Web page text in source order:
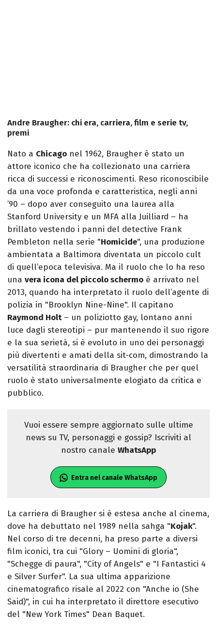
Andre Braugher: chi era, carriera, film e serie tv,
premi
Nato a Chicago nel 1962, Braugher è stato un
attore iconico che ha collezionato una carriera
ricca di successi e riconoscimenti. Reso riconoscibile
da una voce profonda e caratteristica, negli anni
’90 – dopo aver conseguito una laurea alla
Stanford University e un MFA alla Juilliard – ha
brillato vestendo i panni del detective Frank
Pembleton nella serie "Homicide", una produzione
ambientata a Baltimora diventata un piccolo cult
di quell’epoca televisiva. Ma il ruolo che lo ha reso
una vera icona del piccolo schermo è arrivato nel
2013, quando ha interpretato il ruolo dell’agente di
polizia in "Brooklyn Nine-Nine". Il capitano
Raymond Holt– un poliziotto gay, lontano anni
luce dagli stereotipi – pur mantenendo il suo rigore
e la sua serietà, si è evoluto in uno dei personaggi
più divertenti e amati della sit-com, dimostrando la
versatilità straordinaria di Braugher che per quel
ruolo è stato universalmente elogiato da critica e
pubblico.
Vuoi essere sempre aggiornato sulle ultime
news su TV, personaggi e gossip? Iscriviti al
nostro canale WhatsApp
Entra nel canale WhatsApp
La carriera di Braugher si è estesa anche al cinema,
dove ha debuttato nel 1989 nella sahga "Kojak".
Nel corso di tre decenni, ha preso parte a diversi
film iconici, tra cui "Glory – Uomini di gloria",
"Schegge di paura", "City of Angels" e "I Fantastici 4
e Silver Surfer". La sua ultima apparizione
cinematografico risale al 2022 con "Anche io (She
Said)", in cui ha interpretato il direttore esecutivo
del "New York Times" Dean Baquet.